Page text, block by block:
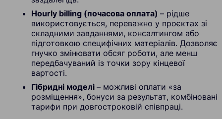
Hourly billing (почасова оплата) – рідше
використовується, переважно у проєктах зі
складними завданнями, консалтингом або
підготовкою специфічних матеріалів. Дозволяє
гнучко змінювати обсяг роботи, але менш
передбачуваний із точки зору кінцевої
вартості.
Гібридні моделі – можливі оплати «за
розміщення», бонуси за результат, комбіновані
тарифи при довгостроковій співпраці.